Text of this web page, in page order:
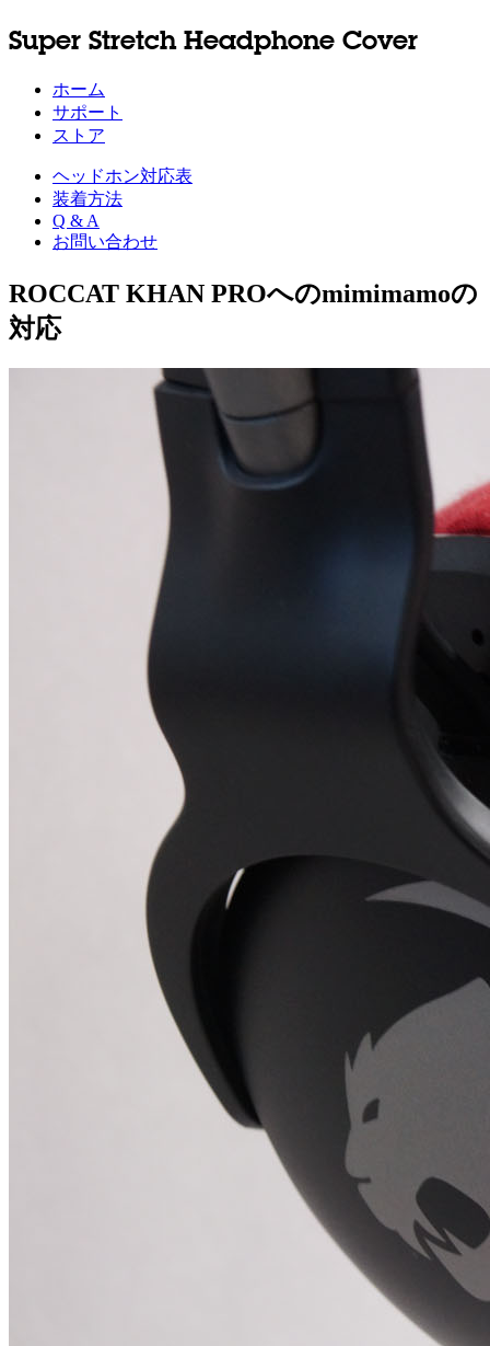
Super Stretch Headphone Cover
ホーム
サポート
ストア
ヘッドホン対応表
装着方法
Q & A
お問い合わせ
ROCCAT KHAN PROへのmimimamoの
対応